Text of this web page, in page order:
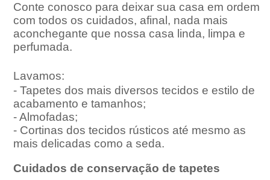
Conte conosco para deixar sua casa em ordem
com todos os cuidados, afinal, nada mais
aconchegante que nossa casa linda, limpa e
perfumada.
Lavamos:
- Tapetes dos mais diversos tecidos e estilo de
acabamento e tamanhos;
- Almofadas;
- Cortinas dos tecidos rústicos até mesmo as
mais delicadas como a seda.
Cuidados de conservação de tapetes